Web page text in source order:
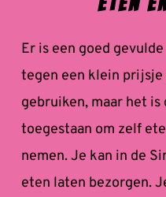
Er is een goed
tegen een klein
gebruiken, maar het
toegestaan om zelf
nemen. Je kan in de
eten laten bezorgen.